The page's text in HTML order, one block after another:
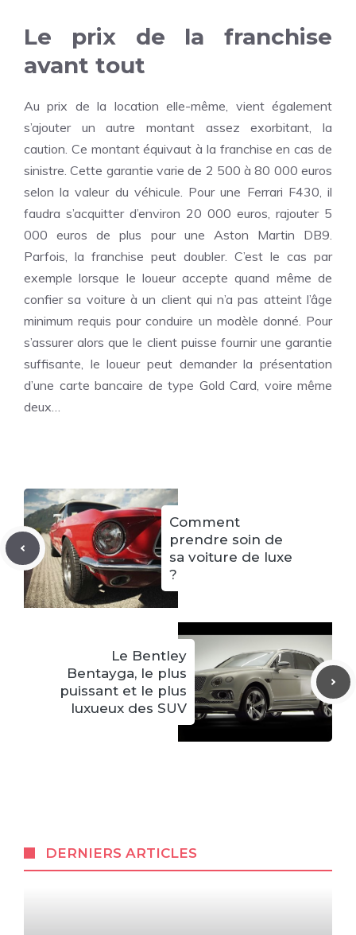
Le prix de la franchise
avant tout
Au prix de la location elle-même, vient également
s’ajouter un autre montant assez exorbitant, la
caution. Ce montant équivaut à la franchise en cas de
sinistre. Cette garantie varie de 2 500 à 80 000 euros
selon la valeur du véhicule. Pour une Ferrari F430, il
faudra s’acquitter d’environ 20 000 euros, rajouter 5
000 euros de plus pour une Aston Martin DB9.
Parfois, la franchise peut doubler. C’est le cas par
exemple lorsque le loueur accepte quand même de
confier sa voiture à un client qui n’a pas atteint l’âge
minimum requis pour conduire un modèle donné. Pour
s’assurer alors que le client puisse fournir une garantie
suffisante, le loueur peut demander la présentation
d’une carte bancaire de type Gold Card, voire même
deux…
Comment
prendre soin de
sa voiture de luxe
?
Le Bentley
Bentayga, le plus
puissant et le plus
luxueux des SUV
DERNIERS ARTICLES